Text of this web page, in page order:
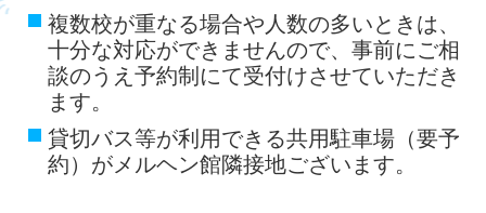
複数校が重なる場合や人数の多いときは、
十分な対応ができませんので、事前にご相
談のうえ予約制にて受付けさせていただき
ます。
貸切バス等が利用できる共用駐車場（要予
約）がメルヘン館隣接地ございます。